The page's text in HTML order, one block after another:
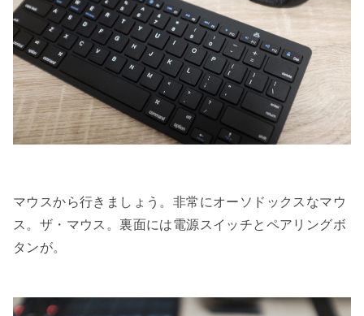
マウスから行きましょう。非常にオーソドックスなマウ
ス。ザ・マウス。裏面には電源スイッチとペアリングボ
タンが。